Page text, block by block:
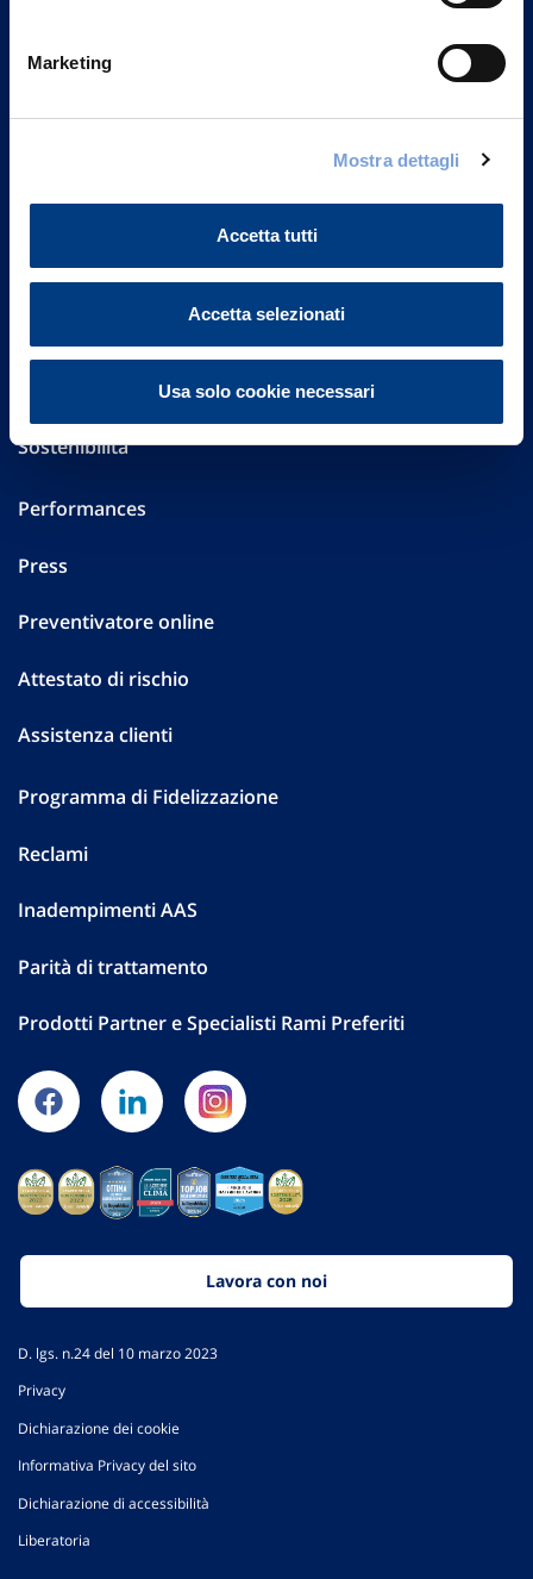
Marketing
Mostra dettagli
Accetta tutti
Accetta selezionati
Usa solo cookie necessari
Vittoria Assicurazioni S.p.A.
Governance
Altre informazioni
Sostenibilità
Performances
Press
Preventivatore online
Attestato di rischio
Assistenza clienti
Programma di Fidelizzazione
Reclami
Inadempimenti AAS
Parità di trattamento
Prodotti Partner e Specialisti Rami Preferiti
Lavora con noi
D. lgs. n.24 del 10 marzo 2023
Privacy
Dichiarazione dei cookie
Informativa Privacy del sito
Dichiarazione di accessibilità
Liberatoria